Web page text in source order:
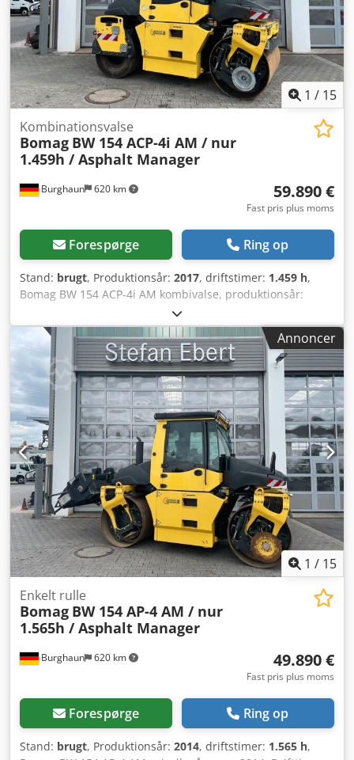
1 / 15
Burghaun 620 km
Kombinationsvalse
Bomag BW 154 ACP-4i AM / nur
1.459h / Asphalt Manager
59.890 €
Fast pris plus moms
Forespørge Ring op
Stand: brugt, Produktionsår: 2017, driftstimer: 1.459 h,
Bomag BW 154 ACP-4i AM kombivalse, produktionsår:
2017, driftstimer: kun 1.459 timer, motor: Kubota [55,4
kW/75 hk], Asphalt Manager 2, asfaltfræser til højre, vægt:
7.400 kg, glat tromle, god stand, klar til øjeblikkelig brug.
Djdpfx Aszq Tzmsbxsck Hvis ønsket udarbejder vi gerne et
leasing- eller finansieringstilbud. Hr. Mihm (tlf. vil med
glæde hjælpe dig. Yderligere informationer findes på vores
hjemmeside. Med forbehold for fejl og mellemsalg!
Mulighed for udlejning. = Yderligere information = Kontakt
Tobias Ebert for yderligere information.
Annoncer
1 / 15
Burghaun 620 km
Enkelt rulle
Bomag BW 154 AP-4 AM / nur
1.565h / Asphalt Manager
49.890 €
Fast pris plus moms
Forespørge Ring op
Stand: brugt, Produktionsår: 2014, driftstimer: 1.565 h,